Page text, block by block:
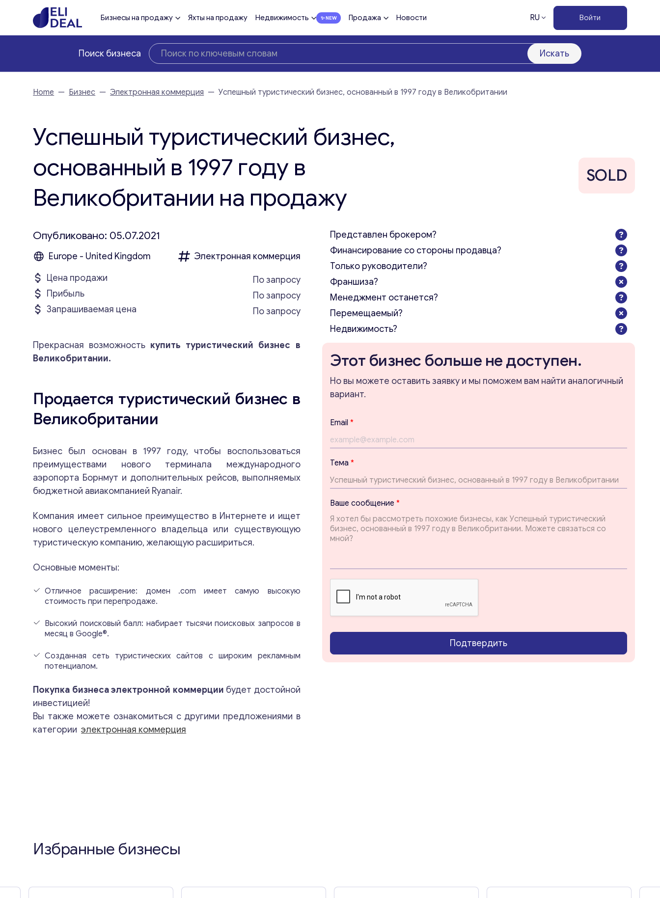
Бизнесы на продажу Яхты на продажу Недвижимость Продажа Новости RU Войти
Поиск бизнеса Искать
Консультация
Отправьте нам запрос, и мы свяжемся с вами в
ближайшее время.
Home — Бизнес — Электронная коммерция — Успешный туристический бизнес, основанный в 1997 году в Великобритании
Успешный туристический бизнес,
основанный в 1997 году в
Великобритании на продажу
SOLD
Опубликовано: 05.07.2021
Europe - United Kingdom
Электронная коммерция
Цена продажи
По запросу
Прибыль
По запросу
Запрашиваемая цена
По запросу
Прекрасная возможность купить туристический бизнес в
Великобритании.
Продается туристический бизнес в
Великобритании
Бизнес был основан в 1997 году, чтобы воспользоваться
преимуществами нового терминала международного
аэропорта Борнмут и дополнительных рейсов, выполняемых
бюджетной авиакомпанией Ryanair.
Компания имеет сильное преимущество в Интернете и ищет
нового целеустремленного владельца или существующую
туристическую компанию, желающую расшириться.
Основные моменты:
Отличное расширение: домен .com имеет самую высокую
стоимость при перепродаже.
Высокий поисковый балл: набирает тысячи поисковых запросов в
месяц в Google®.
Созданная сеть туристических сайтов с широким рекламным
потенциалом.
Покупка бизнеса электронной коммерции будет достойной
инвестицией!
Вы также можете ознакомиться с другими предложениями в
категорииэлектронная коммерция
Представлен брокером?
Финансирование со стороны продавца?
Только руководители?
Франшиза?
Менеджмент останется?
Перемещаемый?
Недвижимость?
Этот бизнес больше не доступен.
Но вы можете оставить заявку и мы поможем вам найти аналогичный
вариант.
Т
е
м
а
E
m
a
i
с
о
о
б
Email *
Тема *
Ваше сообщение *
Подтвердить
Избранные бизнесы